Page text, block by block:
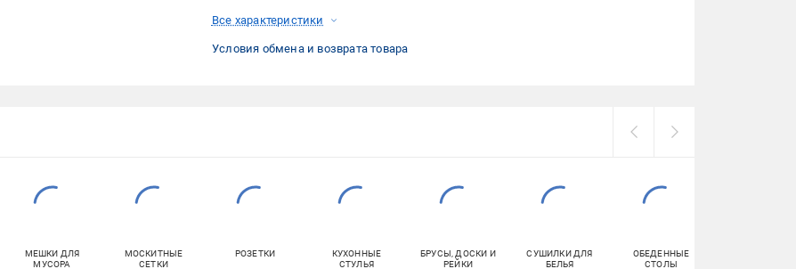
Все характеристики
Условия обмена и возврата товара
МЕШКИ ДЛЯ
МУСОРА
МОСКИТНЫЕ
СЕТКИ
РОЗЕТКИ
КУХОННЫЕ
СТУЛЬЯ
БРУСЫ, ДОСКИ И
РЕЙКИ
СУШИЛКИ ДЛЯ
БЕЛЬЯ
ОБЕДЕННЫЕ
СТОЛЫ